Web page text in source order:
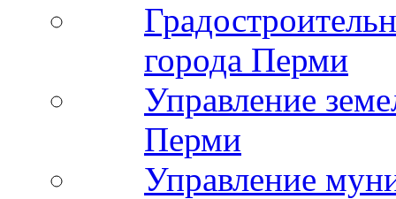
города Перми
Управление
Перми
Управление